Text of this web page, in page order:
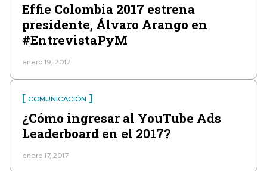
Effie Colombia 2017 estrena
presidente, Álvaro Arango en
#EntrevistaPyM
enero 19, 2017
COMUNICACIÓN
¿Cómo ingresar al YouTube Ads
Leaderboard en el 2017?
enero 17, 2017